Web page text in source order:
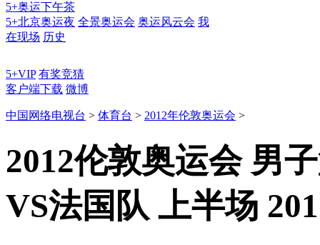
5+奥运下午茶
5+北京奥运夜 全景奥运会 奥运风云会 我
在现场 历史
5+VIP 有奖竞猜
客户端下载 微博
中国网络电视台 > 体育台 > 2012年伦敦奥运会 >
2012伦敦奥运会 男
VS法国队 上半场